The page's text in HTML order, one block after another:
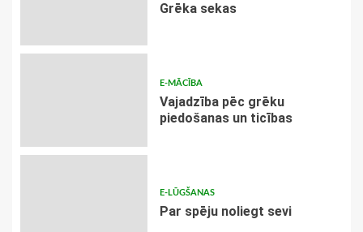
Grēka sekas
E-MĀCĪBA
Vajadzība pēc grēku
piedošanas un ticības
E-LŪGŠANAS
Par spēju noliegt sevi